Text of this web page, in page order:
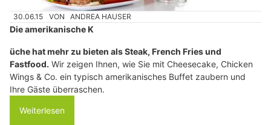
30.06.15 VON ANDREA HAUSER
Die amerikanische K
üche hat mehr zu bieten als Steak, French Fries und
Fastfood. Wir zeigen Ihnen, wie Sie mit Cheesecake, Chicken
Wings & Co. ein typisch amerikanisches Buffet zaubern und
Ihre Gäste überraschen.
Weiterlesen